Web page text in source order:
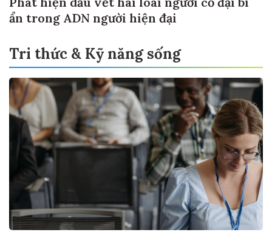
ẩn trong ADN người hiện đại
Tri thức & Kỹ năng sống